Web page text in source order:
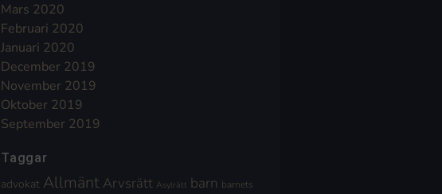
Mars 2020
Februari 2020
Januari 2020
December 2019
November 2019
Oktober 2019
September 2019
Taggar
advokat Allmänt Arvsrätt Asylrätt barn barnets